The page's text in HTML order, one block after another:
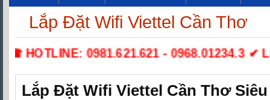
Lắp Đặt Wifi Viettel Cần Thơ
☎ HOTLINE: 0981.621.621 - 0968.01234.3 ✔
Lắp Đặt Wifi Viettel Cần Thơ